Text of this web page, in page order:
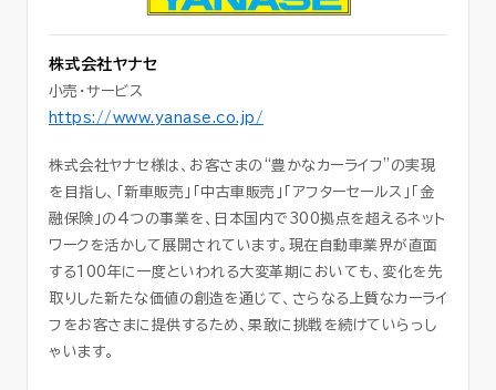
会社情報
資料ダウンロード
EN
株式会社ヤナセ
小売・サービス
https://www.yanase.co.jp/
株式会社ヤナセ様は、お客さまの“豊かなカーライフ”の実現
を目指し、「新車販売」「中古車販売」「アフターセールス」「金
融保険」の4つの事業を、日本国内で300拠点を超えるネット
ワークを活かして展開されています。現在自動車業界が直面
する100年に一度といわれる大変革期においても、変化を先
取りした新たな価値の創造を通じて、さらなる上質なカーライ
フをお客さまに提供するため、果敢に挑戦を続けていらっし
ゃいます。